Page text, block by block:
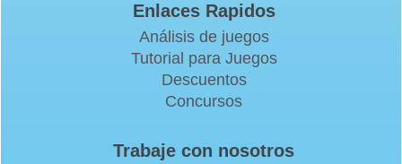
Enlaces Rapidos
Análisis de juegos
Tutorial para Juegos
Descuentos
Concursos
Trabaje con nosotros